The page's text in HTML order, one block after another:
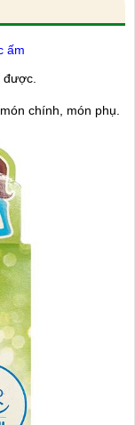
ấm
chính, món phụ.